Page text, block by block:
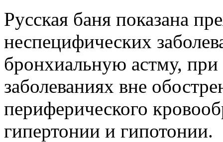
Русская баня показана
неспецифических
бронхиальную астму,
заболеваниях вне
периферического
гипертонии и гипотонии.